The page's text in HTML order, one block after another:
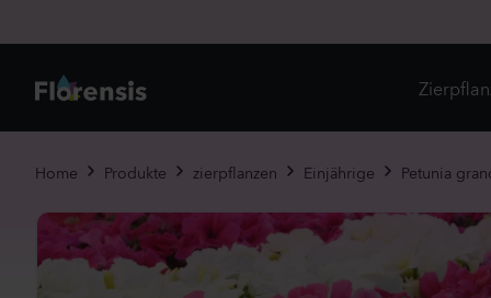
Home Produkte zierpflanzen Einjährige Petunia